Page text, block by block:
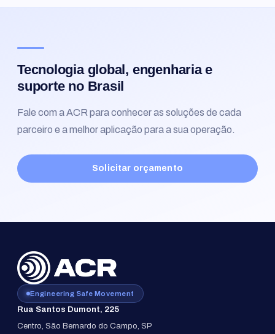
Tecnologia global, engenharia e
suporte no Brasil
Fale com a ACR para conhecer as soluções de cada
parceiro e a melhor aplicação para a sua operação.
Solicitar orçamento
Engineering Safe Movement
Rua Santos Dumont, 225
Centro, São Bernardo do Campo, SP